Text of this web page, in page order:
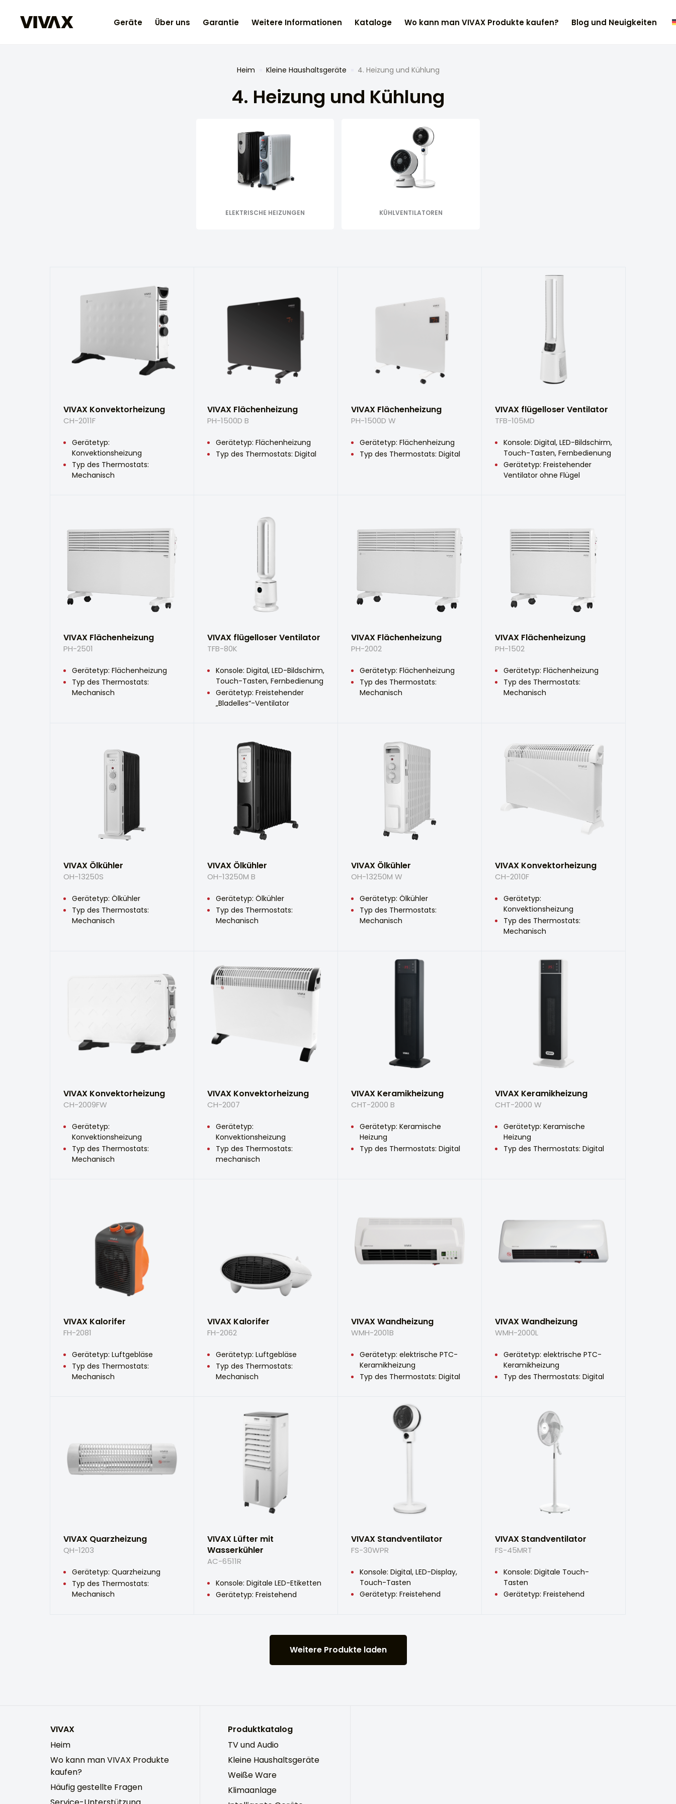
Geräte Über uns Garantie Weitere Informationen Kataloge Wo kann man VIVAX Produkte kaufen? Blog und Neuigkeiten
Heim Kleine Haushaltsgeräte 4. Heizung und Kühlung
4. Heizung und Kühlung
ELEKTRISCHE HEIZUNGEN KÜHLVENTILATOREN
VIVAX Konvektorheizung
CH-2011F
Gerätetyp:
Konvektionsheizung
Typ des Thermostats:
Mechanisch
VIVAX Flächenheizung
PH-1500D B
Gerätetyp: Flächenheizung
Typ des Thermostats: Digital
VIVAX Flächenheizung
PH-1500D W
Gerätetyp: Flächenheizung
Typ des Thermostats: Digital
VIVAX flügelloser Ventilator
TFB-105MD
Konsole: Digital, LED-Bildschirm,
Touch-Tasten, Fernbedienung
Gerätetyp: Freistehender
Ventilator ohne Flügel
VIVAX Flächenheizung
PH-2501
Gerätetyp: Flächenheizung
Typ des Thermostats:
Mechanisch
VIVAX flügelloser Ventilator
TFB-80K
Konsole: Digital, LED-Bildschirm,
Touch-Tasten, Fernbedienung
Gerätetyp: Freistehender
„Bladelles“-Ventilator
VIVAX Flächenheizung
PH-2002
Gerätetyp: Flächenheizung
Typ des Thermostats:
Mechanisch
VIVAX Flächenheizung
PH-1502
Gerätetyp: Flächenheizung
Typ des Thermostats:
Mechanisch
VIVAX Ölkühler
OH-13250S
Gerätetyp: Ölkühler
Typ des Thermostats:
Mechanisch
VIVAX Ölkühler
OH-13250M B
Gerätetyp: Ölkühler
Typ des Thermostats:
Mechanisch
VIVAX Ölkühler
OH-13250M W
Gerätetyp: Ölkühler
Typ des Thermostats:
Mechanisch
VIVAX Konvektorheizung
CH-2010F
Gerätetyp:
Konvektionsheizung
Typ des Thermostats:
Mechanisch
VIVAX Konvektorheizung
CH-2009FW
Gerätetyp:
Konvektionsheizung
Typ des Thermostats:
Mechanisch
VIVAX Konvektorheizung
CH-2007
Gerätetyp:
Konvektionsheizung
Typ des Thermostats:
mechanisch
VIVAX Keramikheizung
CHT-2000 B
Gerätetyp: Keramische
Heizung
Typ des Thermostats: Digital
VIVAX Keramikheizung
CHT-2000 W
Gerätetyp: Keramische
Heizung
Typ des Thermostats: Digital
VIVAX Kalorifer
FH-2081
Gerätetyp: Luftgebläse
Typ des Thermostats:
Mechanisch
VIVAX Kalorifer
FH-2062
Gerätetyp: Luftgebläse
Typ des Thermostats:
Mechanisch
VIVAX Wandheizung
WMH-2001B
Gerätetyp: elektrische PTC-
Keramikheizung
Typ des Thermostats: Digital
VIVAX Wandheizung
WMH-2000L
Gerätetyp: elektrische PTC-
Keramikheizung
Typ des Thermostats: Digital
VIVAX Quarzheizung
QH-1203
Gerätetyp: Quarzheizung
Typ des Thermostats:
Mechanisch
VIVAX Lüfter mit
Wasserkühler
AC-6511R
Konsole: Digitale LED-Etiketten
Gerätetyp: Freistehend
VIVAX Standventilator
FS-30WPR
Konsole: Digital, LED-Display,
Touch-Tasten
Gerätetyp: Freistehend
VIVAX Standventilator
FS-45MRT
Konsole: Digitale Touch-
Tasten
Gerätetyp: Freistehend
Weitere Produkte laden
VIVAX
Heim
Wo kann man VIVAX Produkte
kaufen?
Häufig gestellte Fragen
Produktkatalog
TV und Audio
Kleine Haushaltsgeräte
Weiße Ware
Klimaanlage